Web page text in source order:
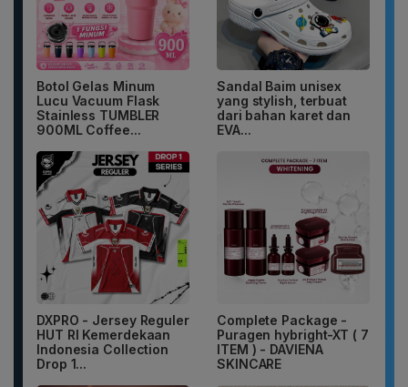
Botol Gelas Minum
Lucu Vacuum Flask
Stainless TUMBLER
900ML Coffee...
Sandal Baim unisex
yang stylish, terbuat
dari bahan karet dan
EVA...
DXPRO - Jersey Reguler
HUT RI Kemerdekaan
Indonesia Collection
Drop 1...
Complete Package -
Puragen hybright-XT ( 7
ITEM ) - DAVIENA
SKINCARE